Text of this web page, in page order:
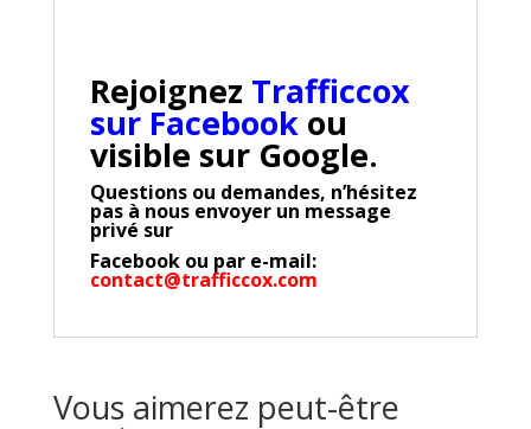
Rejoignez Trafficcox
sur Facebookou
visible sur Google.
Questions ou demandes, n’hésitez
pas à nous envoyer un message
privé sur
Facebook ou par e-mail:
contact@trafficcox.com
Vous aimerez peut-être